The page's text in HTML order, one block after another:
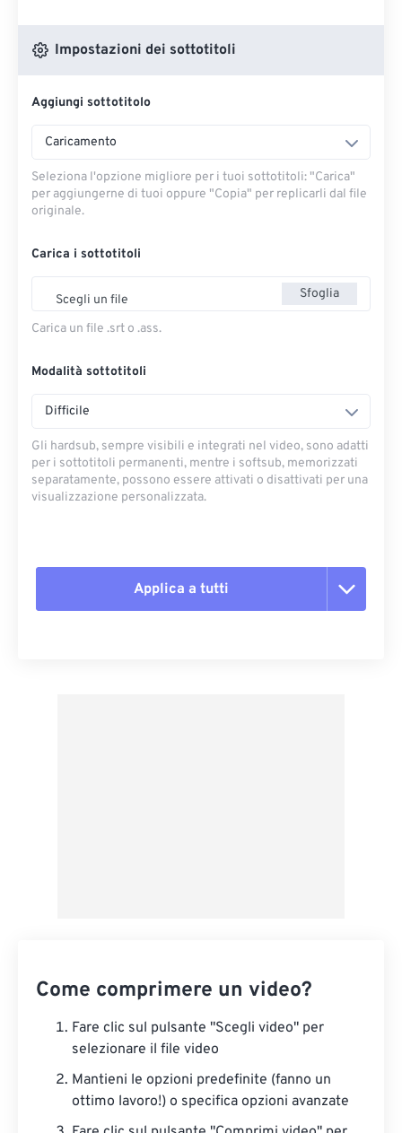
Impostazioni dei sottotitoli
Aggiungi sottotitolo
Caricamento
Seleziona l'opzione migliore per i tuoi sottotitoli: "Carica" ​​
per aggiungerne di tuoi oppure "Copia" per replicarli dal file
originale.
Carica i sottotitoli
Scegli un file Sfoglia
Carica un file .srt o .ass.
Modalità sottotitoli
Difficile
Gli hardsub, sempre visibili e integrati nel video, sono adatti
per i sottotitoli permanenti, mentre i softsub, memorizzati
separatamente, possono essere attivati ​​o disattivati ​​per una
visualizzazione personalizzata.
Applica a tutti
Come comprimere un video?
Fare clic sul pulsante "Scegli video" per
selezionare il file video
Mantieni le opzioni predefinite (fanno un
ottimo lavoro!) o specifica opzioni avanzate